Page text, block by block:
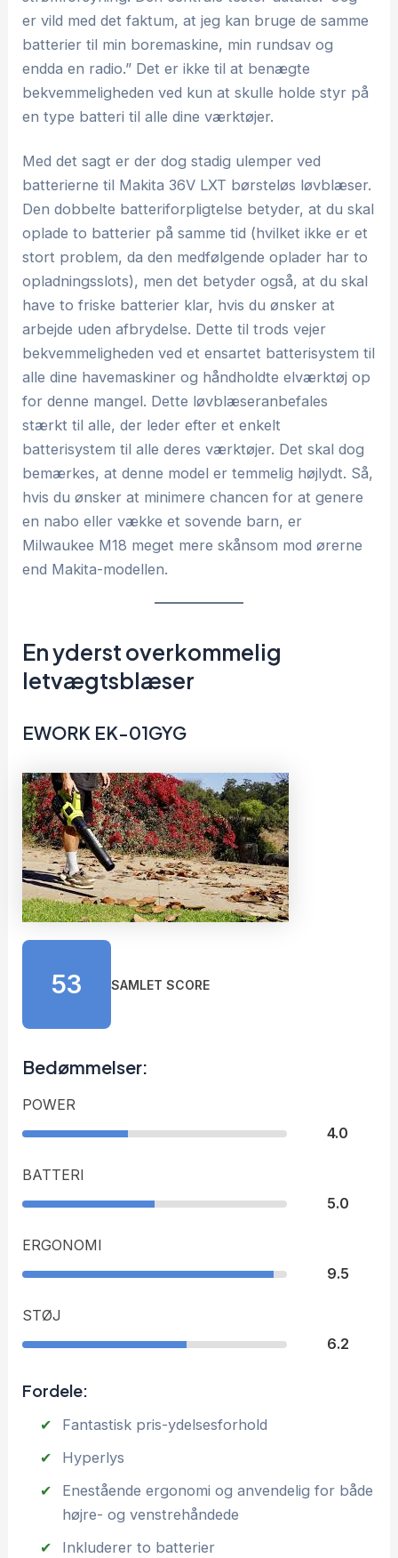
er vild med det faktum, at jeg kan bruge de samme
batterier til min boremaskine, min rundsav og
endda en radio.” Det er ikke til at benægte
bekvemmeligheden ved kun at skulle holde styr på
en type batteri til alle dine værktøjer.
Med det sagt er der dog stadig ulemper ved
batterierne til Makita 36V LXT børsteløs løvblæser.
Den dobbelte batteriforpligtelse betyder, at du skal
oplade to batterier på samme tid (hvilket ikke er et
stort problem, da den medfølgende oplader har to
opladningsslots), men det betyder også, at du skal
have to friske batterier klar, hvis du ønsker at
arbejde uden afbrydelse. Dette til trods vejer
bekvemmeligheden ved et ensartet batterisystem til
alle dine havemaskiner og håndholdte elværktøj op
for denne mangel. Dette løvblæseranbefales
stærkt til alle, der leder efter et enkelt
batterisystem til alle deres værktøjer. Det skal dog
bemærkes, at denne model er temmelig højlydt. Så,
hvis du ønsker at minimere chancen for at genere
en nabo eller vække et sovende barn, er
Milwaukee M18 meget mere skånsom mod ørerne
end Makita-modellen.
En yderst overkommelig
letvægtsblæser
EWORK EK-01GYG
53 SAMLET SCORE
Bedømmelser:
POWER
4.0
BATTERI
5.0
ERGONOMI
9.5
STØJ
6.2
Fordele:
Fantastisk pris-ydelsesforhold
Hyperlys
Enestående ergonomi og anvendelig for både
højre- og venstrehåndede
Inkluderer to batterier